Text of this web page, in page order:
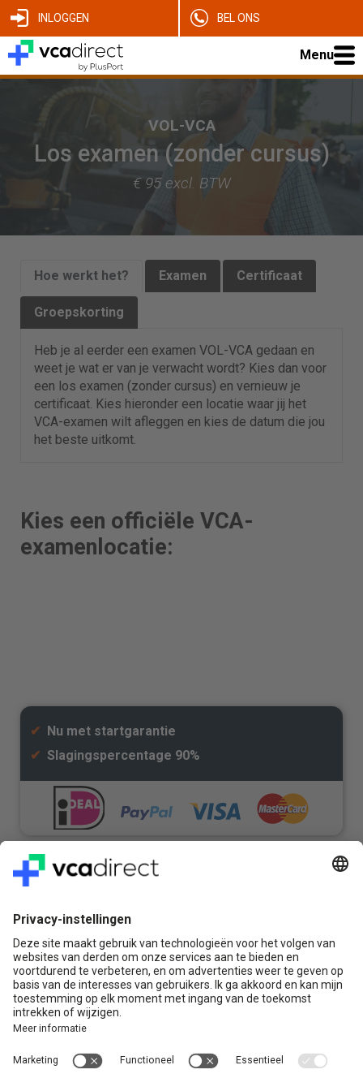
INLOGGEN BEL ONS
Menu
VOL-VCA
Los examen (zonder cursus)
€ 95 excl. BTW
Hoe werkt het? Examen Certificaat
Groepskorting
Heb je al eerder een examen VOL-VCA gedaan en
weet je wat er van je verwacht wordt? Kies dan voor
een los examen (zonder cursus) en vernieuw je
certificaat. Kies hieronder een locatie waar jij het
VCA-examen wilt afleggen en kies de datum die jou
het beste uitkomt.
Kies een officiële VCA-
examenlocatie:
✔ Nu met startgarantie
✔ Slagingspercentage 90%
Vragen? Bel ons gerust:
+31(0)85 0719 500
of stuur ons een e-mail
Contact
Louis Braillelaan 80
2719 EK Zoetermeer